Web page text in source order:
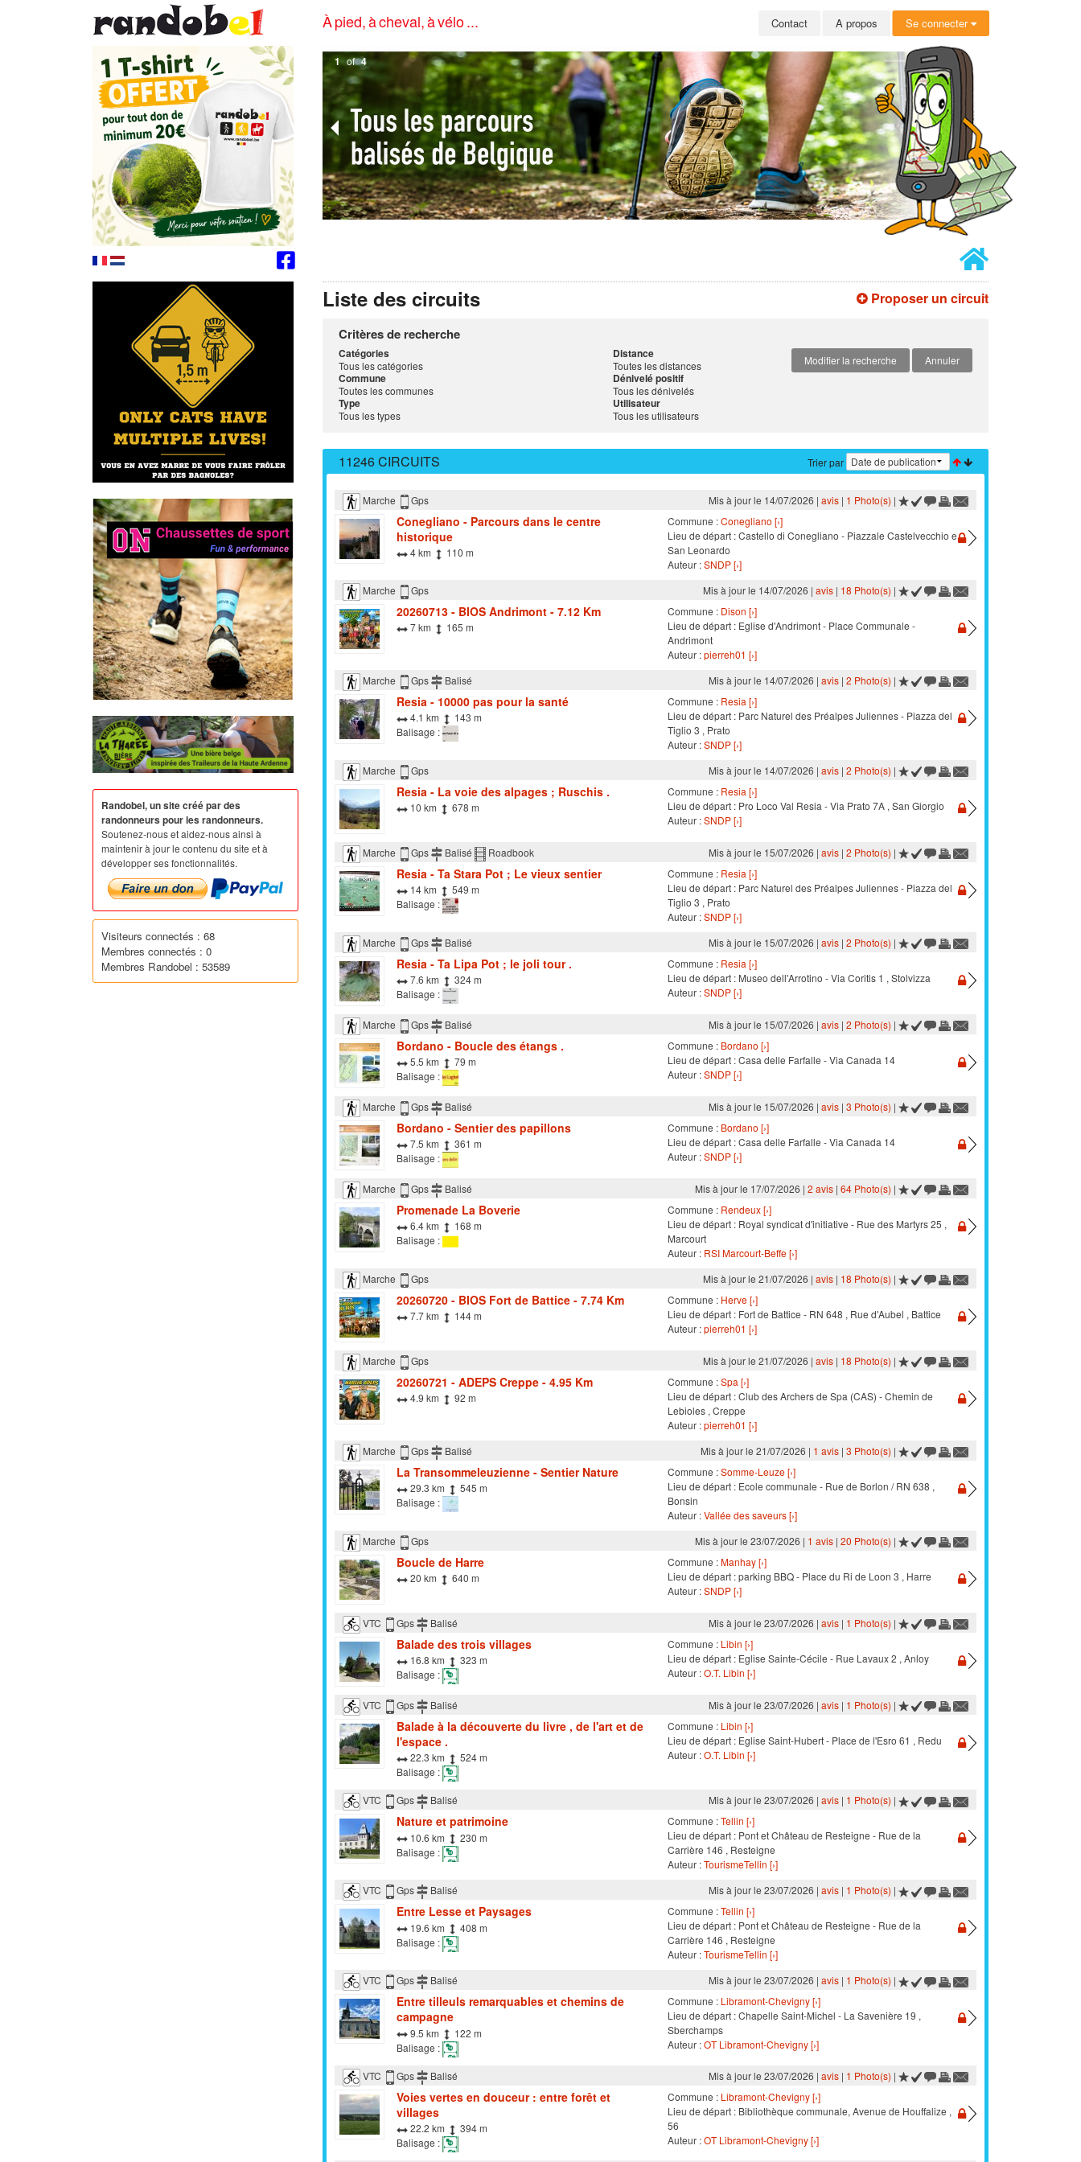
À pied, à cheval, à vélo ... Contact A propos Se connecter
2 of 4
Proposer un circuit
Liste des circuits
Critères de recherche
Catégories
Tous les catégories
Commune
Toutes les communes
Type
Tous les types
Modifier la recherche Annuler
Distance
Toutes les distances
Dénivelé positif
Tous les dénivelés
Utilisateur
Tous les utilisateurs
Trier par
11246 CIRCUITS
Mis à jour le 14/07/2026 | avis| 1 Photo(s) |
Marche Gps
Conegliano - Parcours dans le centre
historique
4 km 110 m
Commune :Conegliano [›]
Lieu de départ : Castello di Conegliano - Piazzale Castelvecchio e
San Leonardo
Auteur :SNDP [›]
Mis à jour le 14/07/2026 | avis| 18 Photo(s) |
Marche Gps
20260713 - BIOS Andrimont - 7.12 Km
7 km 165 m
Commune : Dison [›]
Lieu de départ : Eglise d'Andrimont - Place Communale -
Andrimont
Auteur :pierreh01 [›]
Mis à jour le 14/07/2026 | avis| 2 Photo(s) |
Marche Gps Balisé
Resia - 10000 pas pour la santé
4.1 km
143 m
Balisage :
Commune : Resia [›]
Lieu de départ : Parc Naturel des Préalpes Juliennes - Piazza del
Tiglio 3 , Prato
Auteur :SNDP [›]
Mis à jour le 14/07/2026 | avis| 2 Photo(s) |
Marche Gps
Resia - La voie des alpages ; Ruschis .
10 km 678 m
Commune : Resia [›]
Lieu de départ : Pro Loco Val Resia - Via Prato 7A , San Giorgio
Auteur :SNDP [›]
Mis à jour le 15/07/2026 | avis| 2 Photo(s) |
Marche Gps Balisé Roadbook
Resia - Ta Stara Pot ; Le vieux sentier
14 km
549 m
Balisage :
Commune : Resia [›]
Lieu de départ : Parc Naturel des Préalpes Juliennes - Piazza del
Tiglio 3 , Prato
Auteur :SNDP [›]
Mis à jour le 15/07/2026 | avis| 2 Photo(s) |
Marche Gps Balisé
Resia - Ta Lipa Pot ; le joli tour .
7.6 km
324 m
Balisage :
Commune : Resia [›]
Lieu de départ : Museo dell'Arrotino - Via Coritis 1 , Stolvizza
Auteur :SNDP [›]
Mis à jour le 15/07/2026 | avis| 2 Photo(s) |
Marche Gps Balisé
Bordano - Boucle des étangs .
5.5 km
79 m
Balisage :
Commune : Bordano [›]
Lieu de départ : Casa delle Farfalle - Via Canada 14
Auteur :SNDP [›]
Mis à jour le 15/07/2026 | avis| 3 Photo(s) |
Marche Gps Balisé
Bordano - Sentier des papillons
7.5 km
361 m
Balisage :
Commune : Bordano [›]
Lieu de départ : Casa delle Farfalle - Via Canada 14
Auteur :SNDP [›]
Mis à jour le 17/07/2026 | 2 avis| 64 Photo(s) |
Marche Gps Balisé
Promenade La Boverie
6.4 km
168 m
Balisage :
Commune : Rendeux [›]
Lieu de départ : Royal syndicat d'initiative - Rue des Martyrs 25 ,
Marcourt
Auteur : RSI Marcourt-Beffe [›]
Mis à jour le 21/07/2026 | avis| 18 Photo(s) |
Marche Gps
20260720 - BIOS Fort de Battice - 7.74 Km
7.7 km 144 m
Commune : Herve [›]
Lieu de départ : Fort de Battice - RN 648 , Rue d'Aubel , Battice
Auteur :pierreh01 [›]
Mis à jour le 21/07/2026 | avis| 18 Photo(s) |
Marche Gps
20260721 - ADEPS Creppe - 4.95 Km
4.9 km 92 m
Commune :Spa [›]
Lieu de départ : Club des Archers de Spa (CAS) - Chemin de
Lebioles , Creppe
Auteur :pierreh01 [›]
Mis à jour le 21/07/2026 | 1 avis| 3 Photo(s) |
Marche Gps Balisé
La Transommeleuzienne - Sentier Nature
29.3 km
545 m
Balisage :
Commune :Somme-Leuze [›]
Lieu de départ : Ecole communale - Rue de Borlon / RN 638 ,
Bonsin
Auteur :Vallée des saveurs [›]
Mis à jour le 23/07/2026 | 1 avis| 20 Photo(s) |
Marche Gps
Boucle de Harre
20 km 640 m
Commune :Manhay [›]
Lieu de départ : parking BBQ - Place du Ri de Loon 3 , Harre
Auteur :SNDP [›]
Mis à jour le 23/07/2026 | avis| 1 Photo(s) |
VTC Gps Balisé
Balade des trois villages
16.8 km
323 m
Balisage :
Commune : Libin [›]
Lieu de départ : Eglise Sainte-Cécile - Rue Lavaux 2 , Anloy
Auteur :O.T. Libin [›]
Mis à jour le 23/07/2026 | avis| 1 Photo(s) |
VTC Gps Balisé
Balade à la découverte du livre , de l'art et de
l'espace .
22.3 km
524 m
Balisage :
Commune : Libin [›]
Lieu de départ : Eglise Saint-Hubert - Place de l'Esro 61 , Redu
Auteur :O.T. Libin [›]
Mis à jour le 23/07/2026 | avis| 1 Photo(s) |
VTC Gps Balisé
Nature et patrimoine
10.6 km
230 m
Balisage :
Commune :Tellin [›]
Lieu de départ : Pont et Château de Resteigne - Rue de la
Carrière 146 , Resteigne
Auteur :TourismeTellin [›]
Mis à jour le 23/07/2026 | avis| 1 Photo(s) |
VTC Gps Balisé
Entre Lesse et Paysages
19.6 km
408 m
Balisage :
Commune :Tellin [›]
Lieu de départ : Pont et Château de Resteigne - Rue de la
Carrière 146 , Resteigne
Auteur :TourismeTellin [›]
Mis à jour le 23/07/2026 | avis| 1 Photo(s) |
VTC Gps Balisé
Entre tilleuls remarquables et chemins de
campagne
9.5 km
122 m
Balisage :
Commune : Libramont-Chevigny [›]
Lieu de départ : Chapelle Saint-Michel - La Savenière 19 ,
Sberchamps
Auteur :OT Libramont-Chevigny [›]
Mis à jour le 23/07/2026 | avis| 1 Photo(s) |
VTC Gps Balisé
Voies vertes en douceur : entre forêt et
villages
22.2 km
394 m
Balisage :
Commune : Libramont-Chevigny [›]
Lieu de départ : Bibliothèque communale, Avenue de Houffalize ,
56
Auteur :OT Libramont-Chevigny [›]
Randobel, un site créé par des
randonneurs pour les randonneurs.
Soutenez-nous et aidez-nous ainsi à
maintenir à jour le contenu du site et à
développer ses fonctionnalités.
Visiteurs connectés : 68
Membres connectés : 0
Membres Randobel : 53589